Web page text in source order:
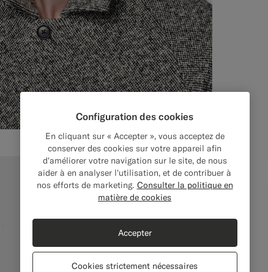
Configuration des cookies
En cliquant sur « Accepter », vous acceptez de
conserver des cookies sur votre appareil afin
d'améliorer votre navigation sur le site, de nous
aider à en analyser l'utilisation, et de contribuer à
nos efforts de marketing. Consulter la politique en
matière de cookies
Cookies strictement nécessaires
Accepter